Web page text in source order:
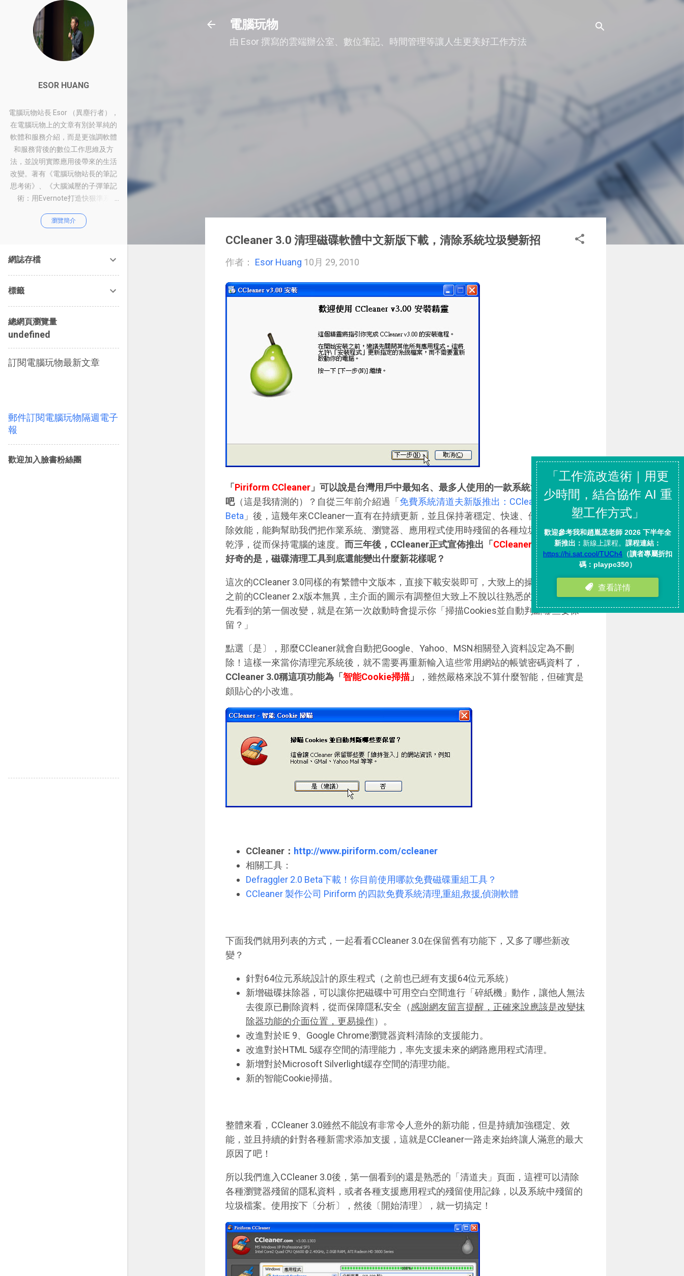
電腦玩物
由 Esor 撰寫的雲端辦公室、數位筆記、時間管理等讓人生更美好工作方法
CCleaner 3.0 清理磁碟軟體中文新版下載，清除系統垃圾變新招
作者： Esor Huang 10月 29, 2010
「 Piriform CCleaner 」可以說是台灣用戶中最知名、最多人使用的一款系統清理免費軟體
吧（這是我猜測的）？自從三年前介紹過「 免費系統清道夫新版推出：CCleaner 2.0
Beta 」後，這幾年來CCleaner一直有在持續更新，並且保持著穩定、快速、優秀的系統清
除效能，能夠幫助我們把作業系統、瀏覽器、應用程式使用時殘留的各種垃圾與問題清理
乾淨，從而保持電腦的速度。 而三年後，CCleaner正式宣佈推出「 CCleaner 3.0
」，令人
好奇的是，磁碟清理工具到底還能變出什麼新花樣呢？
這次的CCleaner 3.0同樣的有繁體中文版本，直接下載安裝即可，大致上的操作流程都和
之前的CCleaner 2.x版本無異，主介面的圖示有調整但大致上不脫以往熟悉的風格。而首
先看到的第一個改變，就是在第一次啟動時會提示你「掃描Cookies並自動判斷哪些要保
留？」
點選〔是〕，那麼CCleaner就會自動把Google、Yahoo、MSN相關登入資料設定為不刪
除！這樣一來當你清理完系統後，就不需要再重新輸入這些常用網站的帳號密碼資料了，
CCleaner 3.0稱這項功能為「 智能Cookie掃描 」
，雖然嚴格來說不算什麼智能，但確實是
頗貼心的小改進。
CCleaner： http://www.piriform.com/ccleaner
相關工具：
Defraggler 2.0 Beta下載！你目前使用哪款免費磁碟重組工具？
CCleaner 製作公司 Piriform 的四款免費系統清理,重組,救援,偵測軟體
下面我們就用列表的方式，一起看看CCleaner 3.0在保留舊有功能下，又多了哪些新改
變？
針對64位元系統設計的原生程式（之前也已經有支援64位元系統）
新增磁碟抹除器，可以讓你把磁碟中可用空白空間進行「碎紙機」動作，讓他人無法
去復原已刪除資料，從而保障隱私安全（感謝網友留言提醒，正確來說應該是改變抹
除器功能的介面位置，更易操作）。
改進對於IE 9、Google Chrome瀏覽器資料清除的支援能力。
改進對於HTML 5緩存空間的清理能力，率先支援未來的網路應用程式清理。
新增對於Microsoft Silverlight緩存空間的清理功能。
新的智能Cookie掃描。
整體來看，CCleaner 3.0雖然不能說有非常令人意外的新功能，但是持續加強穩定、效
能，並且持續的針對各種新需求添加支援，這就是CCleaner一路走來始終讓人滿意的最大
原因了吧！
所以我們進入CCleaner 3.0後，第一個看到的還是熟悉的「清道夫」頁面，這裡可以清除
各種瀏覽器殘留的隱私資料，或者各種支援應用程式的殘留使用記錄，以及系統中殘留的
垃圾檔案。使用按下〔分析〕，然後〔開始清理〕，就一切搞定！
ESOR HUANG
電腦玩物站長 Esor （異塵行者），
在電腦玩物上的文章有別於單純的
軟體和服務介紹，而是更強調軟體
和服務背後的數位工作思維及方
法，並說明實際應用後帶來的生活
改變。著有《電腦玩物站長的筆記
思考術》、《大腦減壓的子彈筆記
術：用Evernote打造快狠準系
作術：從職場到人生的100個聰明
瀏覽簡介
網誌存檔
標籤
總網頁瀏覽量
und efned
訂閱電腦玩物最新文章
郵件訂閱電腦玩物隔週電子
報
歡迎加入臉書粉絲團